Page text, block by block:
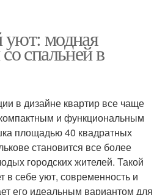
модная
спальней в
в дизайне квартир все чаще
и функциональным
площадью 40 квадратных
становится все более
городских жителей. Такой
в себе уют, современность и
его идеальным вариантом для